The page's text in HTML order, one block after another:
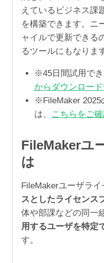
えているビジネス課
を構築できます。ニ
ャイルで更新できる
るツールにもなりま
※45日間試用でき
からダウンロー
※FileMaker 2025
は、
こちらをご
FileMakerユ
は
FileMakerユーザライ
スとしたライセンス
体や部課などの同一
用するユーザを特定
す。